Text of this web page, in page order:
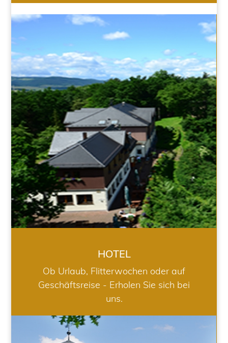
HOTEL
HOTEL
Ob Urlaub, Flitterwochen oder auf
Geschäftsreise - Erholen Sie sich bei
uns.